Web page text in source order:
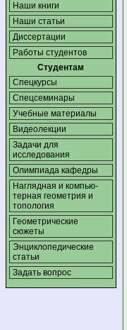
Наши книги
Наши статьи
Диссертации
Работы студентов
Студентам
Спецкурсы
Спецсеминары
Учебные материалы
Видеолекции
Задачи для
исследования
Олимпиада кафедры
Наглядная и компью­
терная геометрия и
топология
Геометрические
сюжеты
Энциклопедические
статьи
Задать вопрос